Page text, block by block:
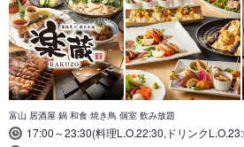
富山 居酒屋 鍋 和食 焼き鳥 個室 飲み放題
17:00～23:30(料理L.O.22:30,ドリンク